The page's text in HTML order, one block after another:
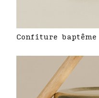
Confiture